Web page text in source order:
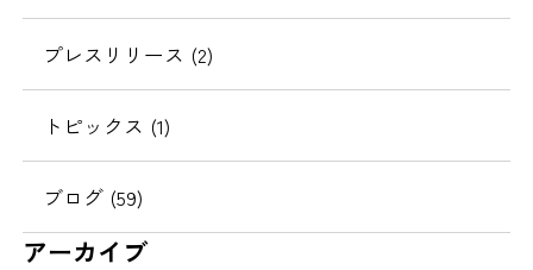
プレスリリース (2)
トピックス (1)
ブログ (59)
アーカイブ